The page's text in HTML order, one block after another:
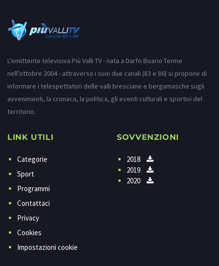
L’emittente televisiva Più Valli TV - nata a Darfo Boario Terme
nell’ottobre 2004 - attraverso i suoi due canali (83 e 86) si propone di
informare i telespettatori delle valli bresciane e bergamasche sugli
avvenimenti, la cronaca, la politica, gli eventi culturali e sportivi del
territorio.
LINK UTILI
Categorie
Sport
Programmi
Contattaci
Privacy
Cookies
Impostazioni cookie
SOVVENZIONI
2018
2019
2020